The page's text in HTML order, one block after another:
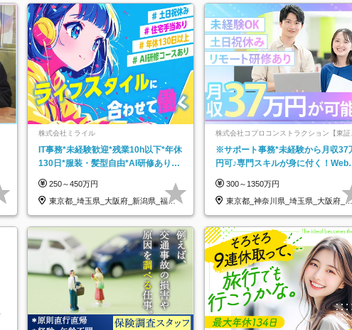
株式会社ミライル
IT事務*未経験歓迎*残業10h以下*年休
130日*服装・髪型自由*AI研修あり*
250～450万円
東京都_埼玉県_大阪府_新潟県_福岡
県
株式会社コプロコンストラクション【東証
ライム上場コプロ・ホールディングス子会
社】
※サポート事務*未経験から月収37
円可♪専門スキルが身に付く！Web
300～1350万円
東京都_神奈川県_埼玉県_大阪府_愛
知県…